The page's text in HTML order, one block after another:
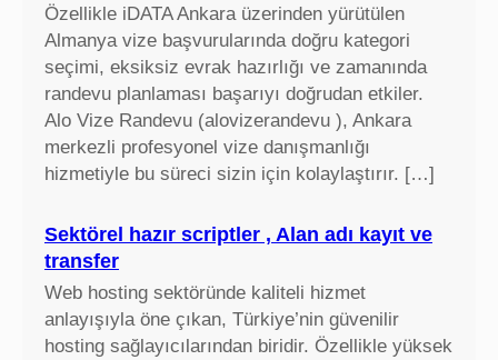
Özellikle iDATA Ankara üzerinden yürütülen
Almanya vize başvurularında doğru kategori
seçimi, eksiksiz evrak hazırlığı ve zamanında
randevu planlaması başarıyı doğrudan etkiler.
Alo Vize Randevu (alovizerandevu ), Ankara
merkezli profesyonel vize danışmanlığı
hizmetiyle bu süreci sizin için kolaylaştırır. […]
Sektörel hazır scriptler , Alan adı kayıt ve
transfer
Web hosting sektöründe kaliteli hizmet
anlayışıyla öne çıkan, Türkiye’nin güvenilir
hosting sağlayıcılarından biridir. Özellikle yüksek